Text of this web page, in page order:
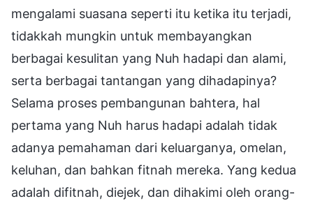
mengalami suasana seperti itu ketika itu terjadi,
tidakkah mungkin untuk membayangkan
berbagai kesulitan yang Nuh hadapi dan alami,
serta berbagai tantangan yang dihadapinya?
Selama proses pembangunan bahtera, hal
pertama yang Nuh harus hadapi adalah tidak
adanya pemahaman dari keluarganya, omelan,
keluhan, dan bahkan fitnah mereka. Yang kedua
adalah difitnah, diejek, dan dihakimi oleh orang-